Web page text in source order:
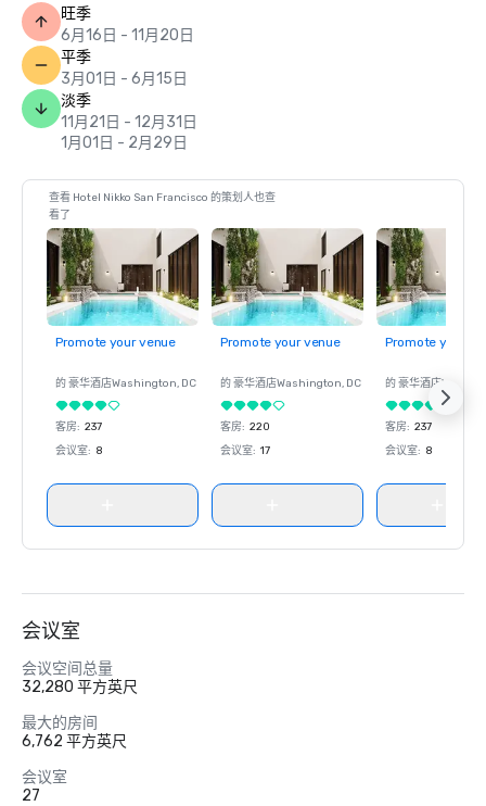
旺季
6月16日 - 11月20日
平季
3月01日 - 6月15日
淡季
11月21日 - 12月31日
1月01日 - 2月29日
查看 Hotel Nikko San Francisco 的策划人也查
看了
Promote your venue
的 豪华酒店Washington, DC
客房: 237
会议室: 8
Promote your venue
的 豪华酒店Washington, DC
客房: 220
会议室: 17
Promote your
的 豪华酒店
客房: 237
会议室: 8
会议室
会议空间总量
32,280 平方英尺
最大的房间
6,762 平方英尺
会议室
27